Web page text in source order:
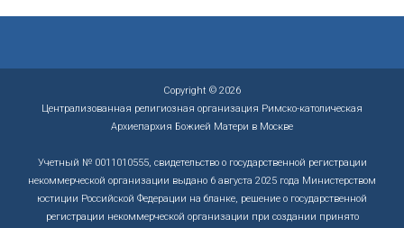
Copyright © 2026
Централизованная религиозная организация Римско-католическая
Архиепархия Божией Матери в Москве
Учетный № 0011010555, свидетельство о государственной регистрации
некоммерческой организации выдано 6 августа 2025 года Министерством
юстиции Российской Федерации на бланке, решение о государственной
регистрации некоммерческой организации при создании принято